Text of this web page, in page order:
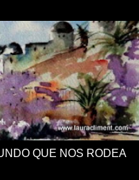
QUE NOS RODEA